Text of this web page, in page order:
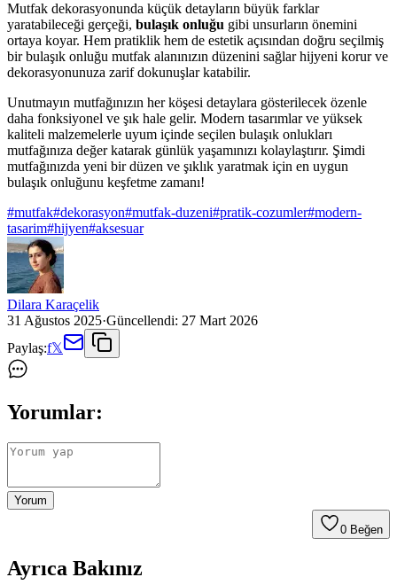
Mutfak dekorasyonunda küçük detayların büyük farklar
yaratabileceği gerçeği, bulaşık onluğu gibi unsurların önemini
ortaya koyar. Hem pratiklik hem de estetik açısından doğru seçilmiş
bir bulaşık onluğu mutfak alanınızın düzenini sağlar hijyeni korur ve
dekorasyonunuza zarif dokunuşlar katabilir.
Unutmayın mutfağınızın her köşesi detaylara gösterilecek özenle
daha fonksiyonel ve şık hale gelir. Modern tasarımlar ve yüksek
kaliteli malzemelerle uyum içinde seçilen bulaşık onlukları
mutfağınıza değer katarak günlük yaşamınızı kolaylaştırır. Şimdi
mutfağınızda yeni bir düzen ve şıklık yaratmak için en uygun
bulaşık onluğunu keşfetme zamanı!
#mutfak#dekorasyon#mutfak-duzeni#pratik-cozumler#modern-
tasarim#hijyen#aksesuar
Dilara Karaçelik
31 Ağustos 2025·Güncellendi: 27 Mart 2026
Paylaş:f𝕏
Yorumlar:
Yorum
0 Beğen
Ayrıca Bakınız